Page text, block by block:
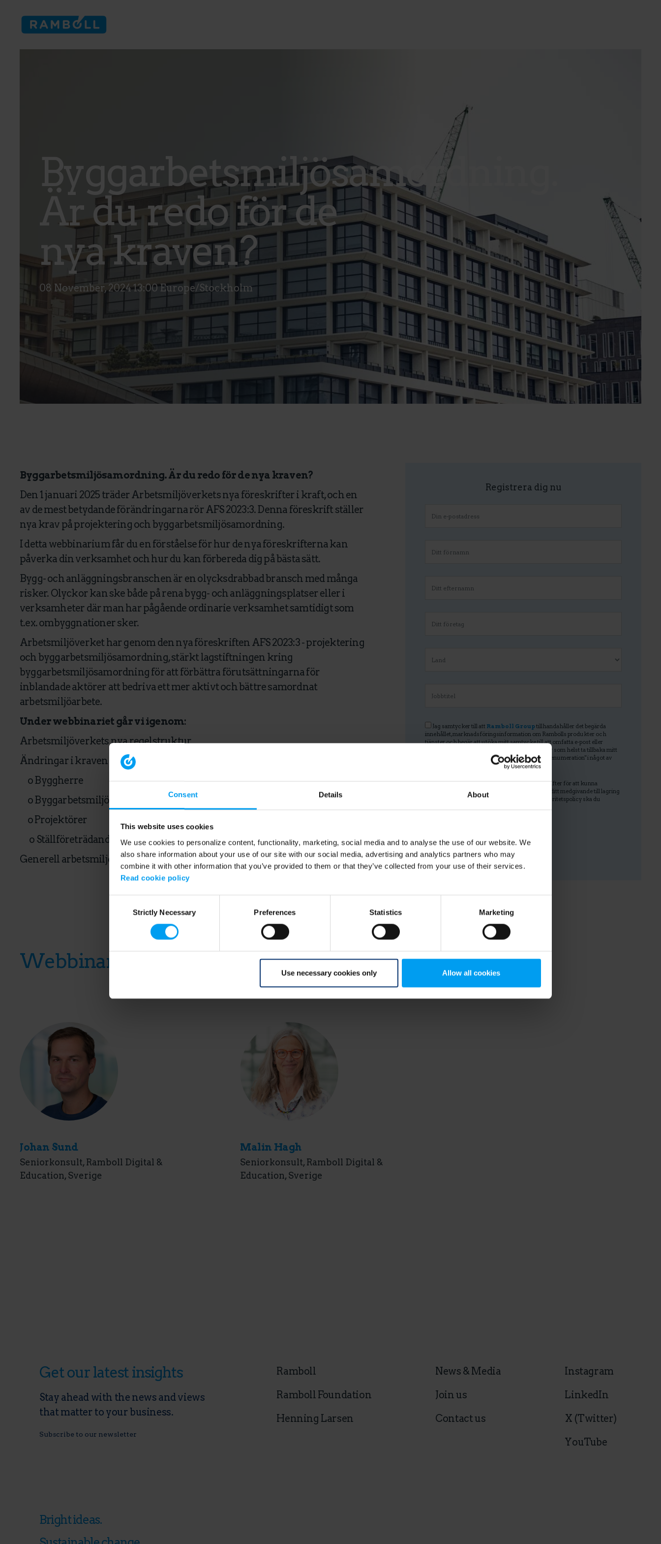
Consent Details About
This website uses cookies
We use cookies to personalize content, functionality, marketing, social media and to analyse the use of our website. We
also share information about your use of our site with our social media, advertising and analytics partners who may
combine it with other information that you’ve provided to them or that they’ve collected from your use of their services.
Read cookie policy
SelectionStrictly Necessary Preferences Statistics Marketing
Use necessary cookies only Allow all cookies
Navigation bar
Byggarbetsmiljösamordning.
Är du redo för de
nya kraven?
08 November, 2024 13:00 Europe/Stockholm
Byggarbetsmiljösamordning. Är du redo för de nya kraven?
Den 1 januari 2025 träder Arbetsmiljöverkets nya föreskrifter i kraft, och en
av de mest betydande förändringarna rör AFS 2023:3. Denna föreskrift ställer
nya krav på projektering och byggarbetsmiljösamordning.
I detta webbinarium får du en förståelse för hur de nya föreskrifterna kan
påverka din verksamhet och hur du kan förbereda dig på bästa sätt.
Bygg- och anläggningsbranschen är en olycksdrabbad bransch med många
risker. Olyckor kan ske både på rena bygg- och anläggningsplatser eller i
verksamheter där man har pågående ordinarie verksamhet samtidigt som
t.ex. ombyggnationer sker.
Arbetsmiljöverket har genom den nya föreskriften AFS 2023:3 - projektering
och byggarbetsmiljösamordning, stärkt lagstiftningen kring
byggarbetsmiljösamordning för att förbättra förutsättningarna för
inblandade aktörer att bedriva ett mer aktivt och bättre samordnat
arbetsmiljöarbete.
Under webbinariet går vi igenom:
Arbetsmiljöverkets nya regelstruktur
Ändringar i kraven i AFS 2023:3 kopplat till inblandade aktörer
o Byggherre
o Byggarbetsmiljösamordnare (BAS-P/U)
o Projektörer
o Ställföreträdande byggherre
Generell arbetsmiljöplan
Registrera dig nu
Jag samtycker till att Ramboll Grouptillhandahåller det begärda
innehållet, marknadsföringsinformation om Rambolls produkter och
tjänster och begär att utöka mitt samtycke till att omfatta e-post eller
LinkedIn InMail från Ramboll Group. Jag kan när som helst ta tillbaka mitt
samtycke genom att klicka på länken "Avsluta prenumeration" i något av
Vi måste lagra och behandla dina personuppgifter för att kunna
tillhandahålla det begärda innehållet. Om du ger ditt medgivande till lagring
av personuppgifter och till Ramboll Groups integritetspolicy ska du
Webbinarieledare
Johan Sund
Seniorkonsult, Ramboll Digital &
Education, Sverige
Malin Hagh
Seniorkonsult, Ramboll Digital &
Education, Sverige
Get our latest insights
Stay ahead with the news and views
that matter to your business.
Subscribe to our newsletter
Ramboll
Ramboll Foundation
Henning Larsen
News & Media
Join us
Contact us
Instagram
LinkedIn
X (Twitter)
YouTube
Bright ideas.